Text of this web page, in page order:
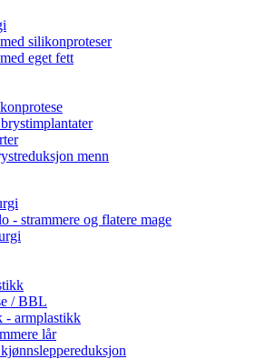
silikonproteser
eget fett
menn
- strammere og flatere mage
/ BBL
- armplastikk
lår